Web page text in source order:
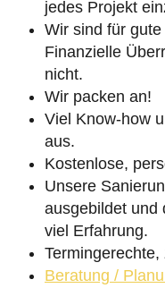
jedes Projekt
Wir sind für
Finanzielle
nicht.
Wir packen an!
Viel Know-how
aus.
Kostenlose,
Unsere
ausgebildet und
viel Erfahrung.
Beratung /